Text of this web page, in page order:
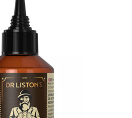
Bundle